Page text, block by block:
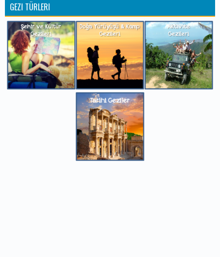
GEZI TÜRLERI